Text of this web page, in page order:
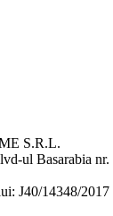
S.R.L.
ul Basarabia
J40/14348/2017